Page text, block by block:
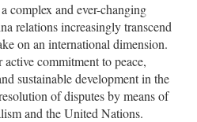
complex and ever-changing
relations increasingly transcend
on an international dimension.
commitment to peace,
sustainable development in the
of disputes by means of
and the United Nations.